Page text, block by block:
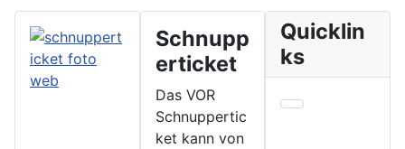
Schnupp
erticket
Das VOR
Schnuppertic
ket kann von
Quicklin
ks